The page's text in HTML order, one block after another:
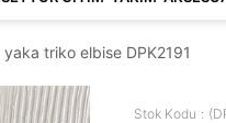
triko elbise DPK2191
Stok Kodu